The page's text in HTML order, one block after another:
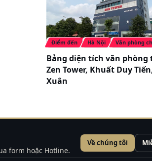
Điểm đến Hà Nội Văn phòng
Bảng diện tích văn phòng
Zen Tower, Khuất Duy
Xuân
form hoặc Hotline.
Về chúng tôi